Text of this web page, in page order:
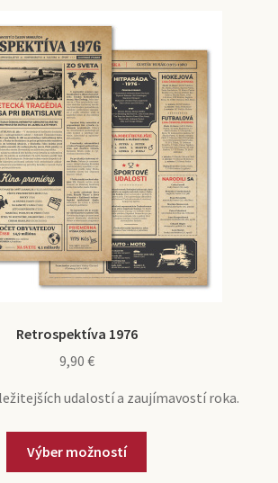
Retrospektíva 1976
9,90 €
udalostí a zaujímavostí roka.
Výber možností